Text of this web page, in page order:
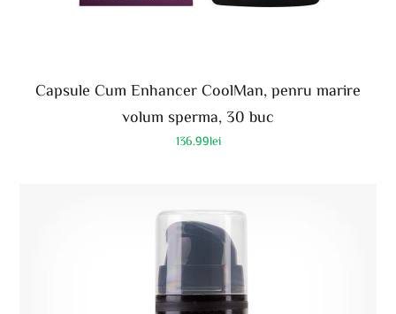
Capsule Cum Enhancer CoolMan, penru marire
volum sperma, 30 buc
136.99lei